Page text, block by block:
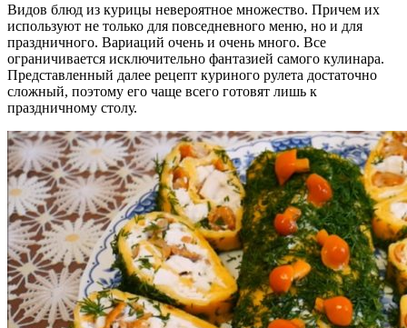
Видов блюд из курицы невероятное множество. Причем их
используют не только для повседневного меню, но и для
праздничного. Вариаций очень и очень много. Все
ограничивается исключительно фантазией самого кулинара.
Представленный далее рецепт куриного рулета достаточно
сложный, поэтому его чаще всего готовят лишь к
праздничному столу.